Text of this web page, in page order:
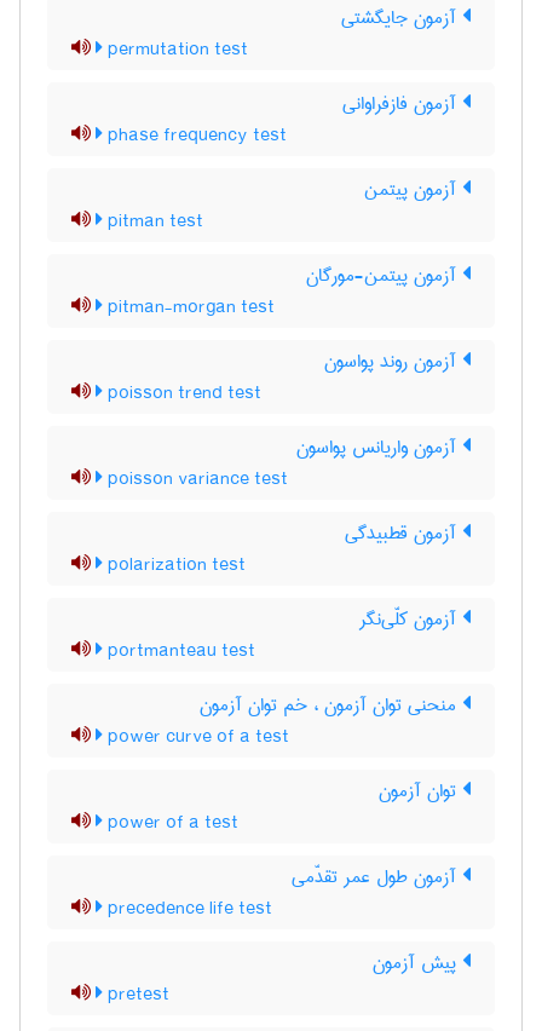
آزمون جایگشتی
permutation test
آزمون فازفراوانی
phase frequency test
آزمون پیتمن
pitman test
آزمون پیتمن-مورگان
pitman-morgan test
آزمون روند پواسون
poisson trend test
آزمون واریانس پواسون
poisson variance test
آزمون قطبیدگی
polarization test
آزمون کلّی‌نگر
portmanteau test
منحنی توان آزمون ، خم توان آزمون
power curve of a test
توان آزمون
power of a test
آزمون طول عمر تقدّمی
precedence life test
پیش آزمون
pretest